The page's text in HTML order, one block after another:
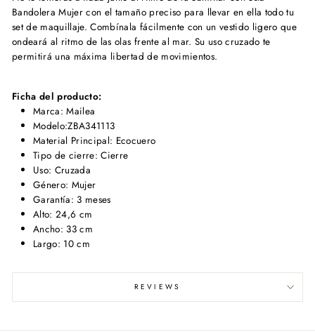
Bandolera Mujer con el tamaño preciso para llevar en ella todo tu
set de maquillaje. Combínala fácilmente con un vestido ligero que
ondeará al ritmo de las olas frente al mar. Su uso cruzado te
permitirá una máxima libertad de movimientos.
Ficha del producto:
Marca: Mailea
Modelo:ZBA341113
Material Principal: Ecocuero
Tipo de cierre: Cierre
Uso: Cruzada
Género: Mujer
Garantía: 3 meses
Alto: 24,6 cm
Ancho: 33 cm
Largo: 10 cm
REVIEWS